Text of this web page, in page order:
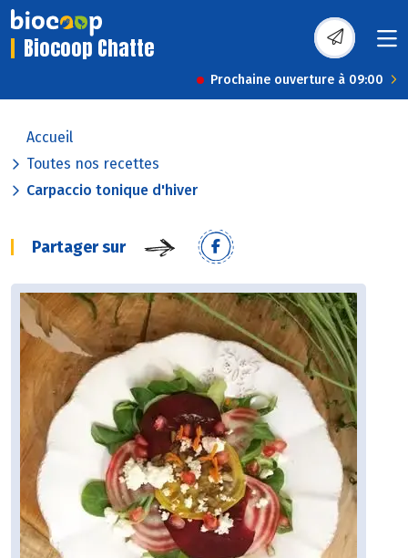
Biocoop Chatte
Prochaine ouverture à 09:00
Accueil
Toutes nos recettes
Carpaccio tonique d'hiver
Partager sur